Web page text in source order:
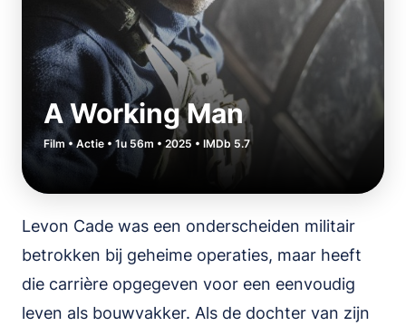
A Working Man
Film • Actie • 1u 56m • 2025 • IMDb 5.7
Levon Cade was een onderscheiden militair
betrokken bij geheime operaties, maar heeft
die carrière opgegeven voor een eenvoudig
leven als bouwvakker. Als de dochter van zijn